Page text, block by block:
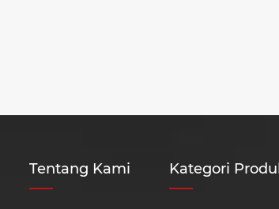
Tentang Kami Kategori